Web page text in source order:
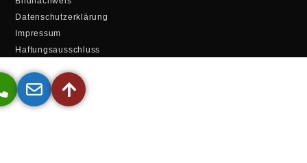
Datenschutzerklärung
Impressum
Haftungsausschluss